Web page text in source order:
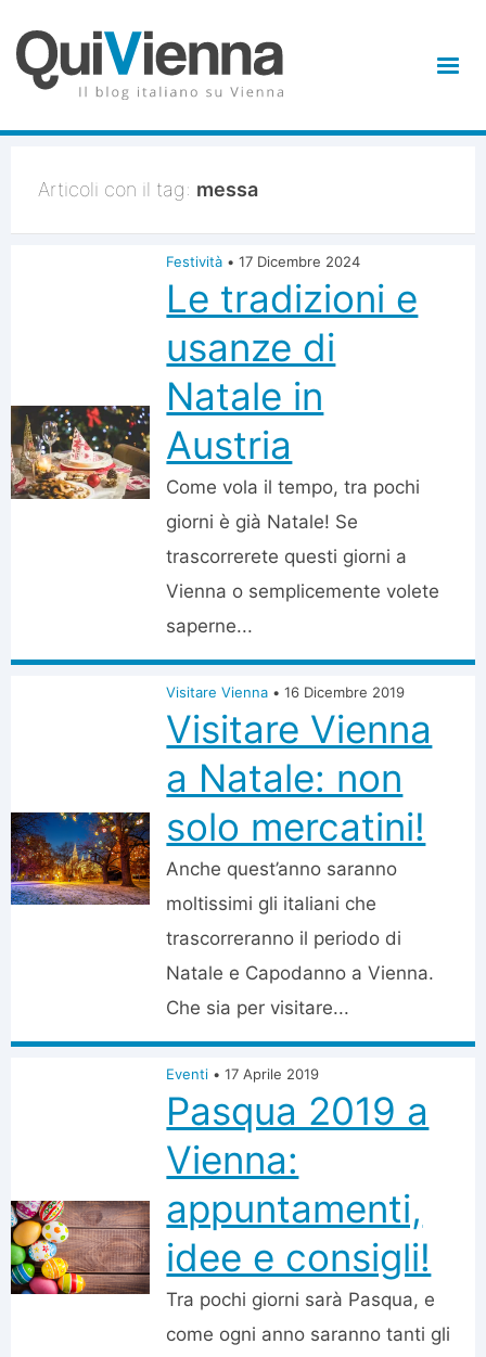
Articoli con il tag: messa
Festività • 17 Dicembre 2024
Le tradizioni e
usanze di
Natale in
Austria
Come vola il tempo, tra pochi
giorni è già Natale! Se
trascorrerete questi giorni a
Vienna o semplicemente volete
saperne...
Visitare Vienna • 16 Dicembre 2019
Visitare Vienna
a Natale: non
solo mercatini!
Anche quest’anno saranno
moltissimi gli italiani che
trascorreranno il periodo di
Natale e Capodanno a Vienna.
Che sia per visitare...
Eventi • 17 Aprile 2019
Pasqua 2019 a
Vienna:
appuntamenti,
idee e consigli!
Tra pochi giorni sarà Pasqua, e
come ogni anno saranno tanti gli